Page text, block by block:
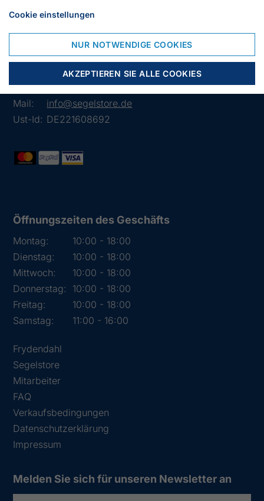
Lübsche Str. 32
23966 Wismar
Deutschland
Tlf.:
03841 282426
Mail:
info@segelstore.de
Ust-Id: DE221608692
Öffnungszeiten des Geschäfts
Montag:
10:00 - 18:00
Dienstag:
10:00 - 18:00
Mittwoch:
10:00 - 18:00
Donnerstag:
10:00 - 18:00
Freitag:
10:00 - 18:00
Samstag:
11:00 - 16:00
Frydendahl
Segelstore
Mitarbeiter
FAQ
Verkaufsbedingungen
Datenschutzerklärung
Impressum
Melden Sie sich für unseren Newsletter an
Cookie einstellungen
NUR NOTWENDIGE COOKIES
AKZEPTIEREN SIE ALLE COOKIES